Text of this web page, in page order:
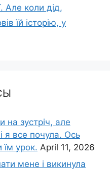
Але коли дід,
їй історію, у
на зустріч, але
я все почула. Ось
їм урок. April 11, 2026
мене і викинула